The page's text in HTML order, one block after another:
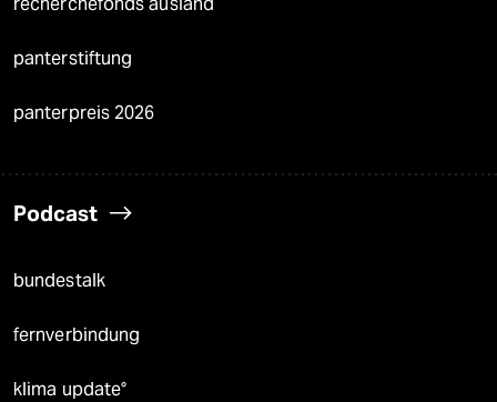
panterstiftung
panterpreis 2026
Podcast
bundestalk
fernverbindung
klima update°